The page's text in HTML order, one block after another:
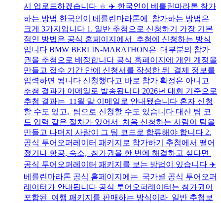
시 업로드하겠습니다 ㅎ ✈️ 한국인이 베를린마라톤 참가
하는 방법 한국인이 베를린마라톤에 참가하는 방법은
크게 3가지입니다 1. 일반 추첨으로 신청하기 가장 기본
적인 방법은 공식 홈페이지에서 추첨에 신청하는 방식
입니다 BMW BERLIN-MARATHON은 대부분의 참가
권을 추첨으로 배정합니다 공식 홈페이지에 개인 계정을
만들고 접수 기간 안에 신청서를 작성한 뒤 결제 정보를
입력하면 됩니다 신청했다고 바로 참가 확정은 아니고
추첨 결과가 이메일로 발송됩니다 2026년 대회 기준으로
추첨 결과는 11월 말 이메일로 안내됐습니다 혼자 신청
할 수도 있고, 팀으로 신청할 수도 있습니다 대신 팀 코
드 입력 같은 절차가 있어서 처음 신청하는 사람이 팀을
만들고 나머지 사람이 그 팀 코드로 합류해야 합니다 2.
공식 투어오퍼레이터 패키지로 참가하기 추첨에서 떨어
졌거나 항공, 숙소, 참가권을 한 번에 해결하고 싶다면
공식 투어오퍼레이터 패키지를 보는 방법이 있습니다 ✈️
베를린마라톤 공식 홈페이지에는 국가별 공식 투어오퍼
레이터가 안내됩니다 공식 투어오퍼레이터는 참가권이
포함된 여행 패키지를 판매하는 방식이라 일반 추첨보